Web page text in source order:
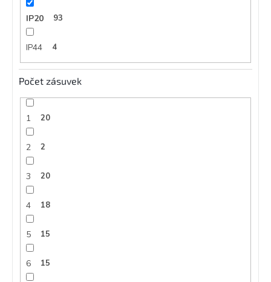
IP20 93
IP44 4
Počet zásuvek
1 20
2 2
3 20
4 18
5 15
6 15